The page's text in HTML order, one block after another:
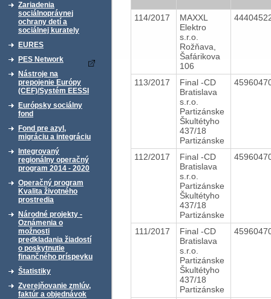
Zariadenia
sociálnoprávnej
ochrany detí a
sociálnej kurately
EURES
PES Network
Nástroje na
prepojenie Európy
(CEF)/Systém EESSI
Európsky sociálny
fond
Fond pre azyl,
migráciu a integráciu
Integrovaný
regionálny operačný
program 2014 - 2020
Operačný program
Kvalita životného
prostredia
Národné projekty -
Oznámenia o
možnosti
predkladania žiadostí
o poskytnutie
finančného príspevku
Štatistiky
Zverejňovanie zmlúv,
faktúr a objednávok
114/2017
MAXXL
Elektro
s.r.o.
Rožňava,
Šafárikova
106
113/2017
Final -CD
Bratislava
s.r.o.
Partizánske
Škultétyho
437/18
Partizánske
112/2017
Final -CD
Bratislava
s.r.o.
Partizánske
Škultétyho
437/18
Partizánske
111/2017
Final -CD
Bratislava
s.r.o.
Partizánske
Škultétyho
437/18
Partizánske